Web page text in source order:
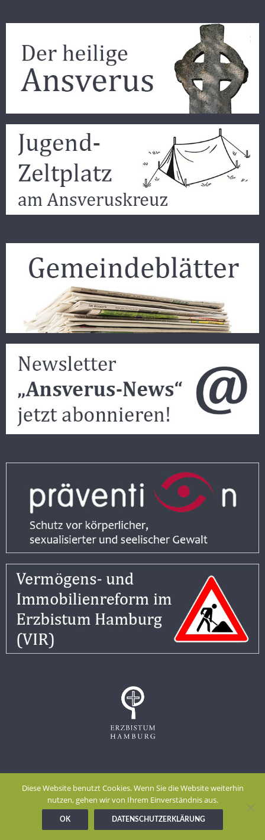
Impressum
Datenschutzerklärung
Meldestelle gem. Hinweisgeberschutzgesetz
Diese Website benutzt Cookies. Wenn Sie die Website weiterhin
nutzen, gehen wir von Ihrem Einverständnis aus.
OK DATENSCHUTZERKLÄRUNG